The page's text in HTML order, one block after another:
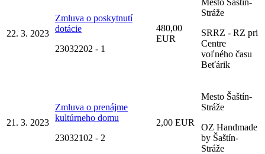
22. 3. 2023
Zmluva o poskytnutí
dotácie
23032202 - 1
480,00
EUR
Stráže
SRRZ - RZ pri
Centre
voľného času
Beťárik
21. 3. 2023
Zmluva o prenájme
kultúrneho domu
23032102 - 2
2,00 EUR
Mesto Šaštín-
Stráže
OZ Handmade
by Šaštín-
Stráže